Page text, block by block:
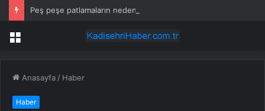
Menü
Anasayfa / Haber
Haber